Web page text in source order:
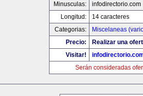
Minusculas:
infodirectorio.com
Longitud:
14 caracteres
Categorias:
Miscelaneas
Precio:
Realizar una
Visitar!
Serán consideradas